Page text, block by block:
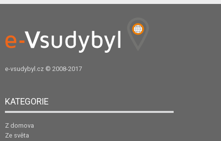
e-vsudybyl.cz © 2008-2017
KATEGORIE
Z domova
Ze světa